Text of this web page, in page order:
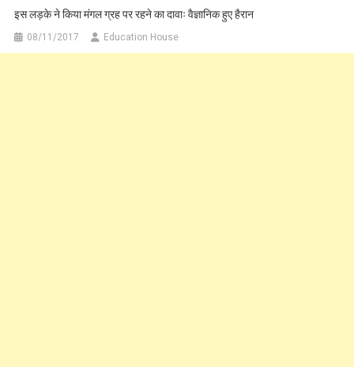
इस लड़के ने किया मंगल ग्रह पर रहने का दावाः वैज्ञानिक हुए हैरान
08/11/2017 Education House